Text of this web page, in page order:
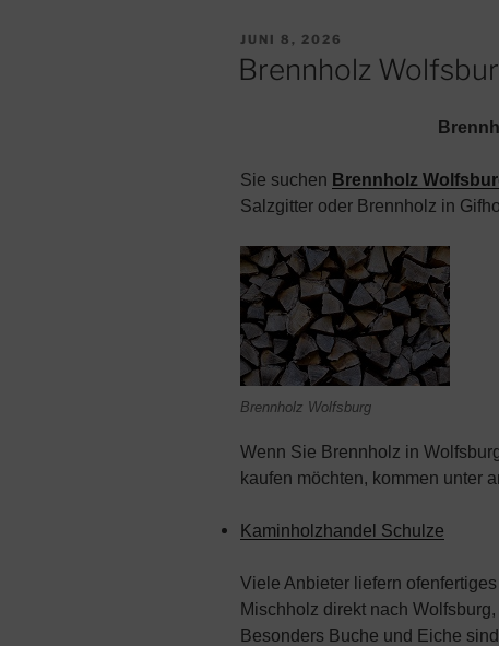
VERÖFFENTLICHT
JUNI 8, 2026
Brennholz
Sie suchen Brennholz
Salzgitter oder Brennholz in
Brennholz Wolfsburg
Wenn Sie Brennholz in
kaufen möchten, kommen unter
Kaminholzhandel Schulze
Viele Anbieter liefern
Mischholz direkt nach
Besonders Buche und Eiche